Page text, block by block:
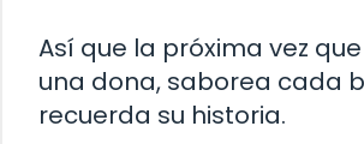
Así que la próxima vez
una dona, saborea cada
recuerda su historia.